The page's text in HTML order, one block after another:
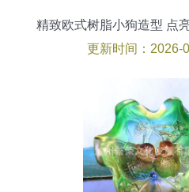
精致欧式树脂小狗造型 点
力
更新时间：2026-